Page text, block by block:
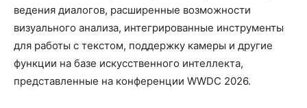
ведения диалогов, расширенные возможности
визуального анализа, интегрированные инструменты
для работы с текстом, поддержку камеры и другие
функции на базе искусственного интеллекта,
представленные на конференции WWDC 2026.